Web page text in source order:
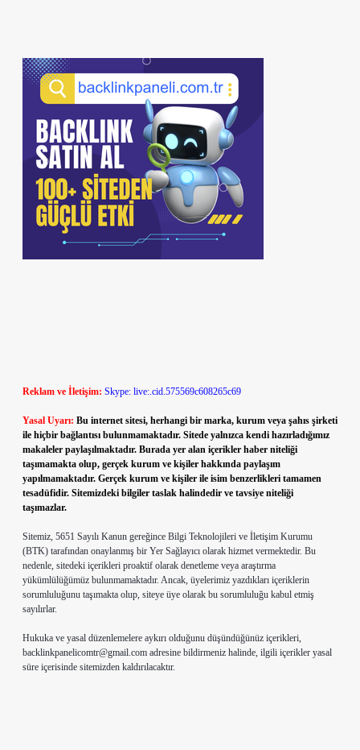
Reklam ve İletişim: Skype: live:.cid.575569c608265c69
Yasal Uyarı: Bu internet sitesi, herhangi bir marka, kurum veya şahıs şirketi
ile hiçbir bağlantısı bulunmamaktadır. Sitede yalnızca kendi hazırladığımız
makaleler paylaşılmaktadır. Burada yer alan içerikler haber niteliği
taşımamakta olup, gerçek kurum ve kişiler hakkında paylaşım
yapılmamaktadır. Gerçek kurum ve kişiler ile isim benzerlikleri tamamen
tesadüfidir. Sitemizdeki bilgiler taslak halindedir ve tavsiye niteliği
taşımazlar.
Sitemiz, 5651 Sayılı Kanun gereğince Bilgi Teknolojileri ve İletişim Kurumu
(BTK) tarafından onaylanmış bir Yer Sağlayıcı olarak hizmet vermektedir. Bu
nedenle, sitedeki içerikleri proaktif olarak denetleme veya araştırma
yükümlülüğümüz bulunmamaktadır. Ancak, üyelerimiz yazdıkları içeriklerin
sorumluluğunu taşımakta olup, siteye üye olarak bu sorumluluğu kabul etmiş
sayılırlar.
Hukuka ve yasal düzenlemelere aykırı olduğunu düşündüğünüz içerikleri,
backlinkpanelicomtr@gmail.com adresine bildirmeniz halinde, ilgili içerikler yasal
süre içerisinde sitemizden kaldırılacaktır.